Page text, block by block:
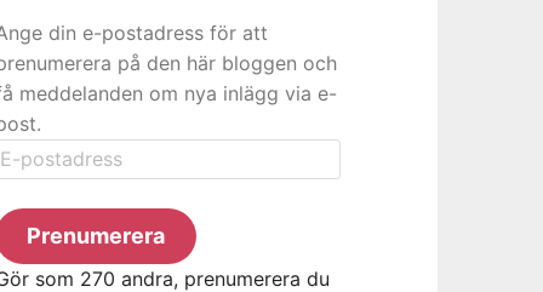
din e-postadress för att
på den här bloggen och
meddelanden om nya inlägg via e-
Prenumerera
som 270 andra, prenumerera du